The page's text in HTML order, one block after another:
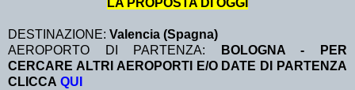
LA PROPOSTA DI OGGI
DESTINAZIONE: Valencia (Spagna)
AEROPORTO DI PARTENZA:
BOLOGNA - PER
CERCARE ALTRI AEROPORTI E/O DATE DI PARTENZA
CLICCA QUI